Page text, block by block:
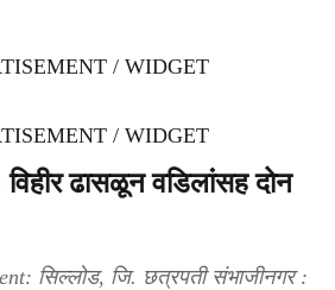
/ WIDGET
/ WIDGET
ढासळून वडिलांसह दोन
सिल्लोड, जि. छत्रपती संभाजीनगर :